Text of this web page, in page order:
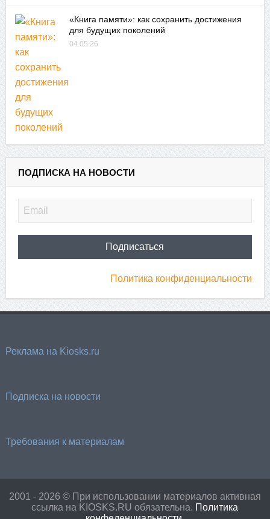
«Книга памяти»: как сохранить достижения
для будущих поколений
04.05.26
ПОДПИСКА НА НОВОСТИ
Политика конфиденциальности
Реклама на Kiosks.ru
Подписка на новости
Требования к материалам
2001 - 2026 © При использовании материалов активная
ссылка на KIOSKS.RU обязательна. Политика